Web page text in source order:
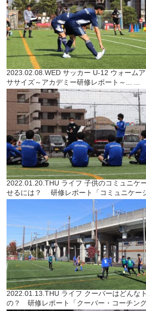
2023.02.08.WED サッカー U-12 ウォーム
ササイズ～アカデミー研修レポート～... ...
2022.01.20.THU ライフ 子供のコミュニケ
せるには？ 研修レポート「コミュニケー
2022.01.13.THU ライフ クーバーはどんな
の？ 研修レポート「クーバー・コーチン